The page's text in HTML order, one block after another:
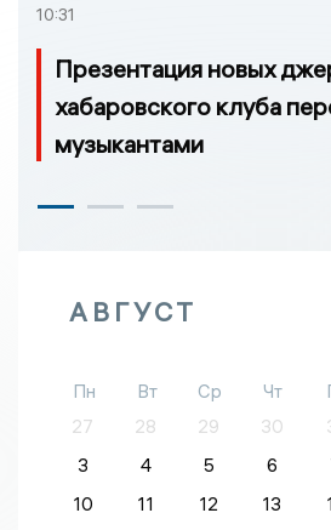
10:31
Презентация новых
хабаровского клуба
музыкантами
АВГУСТ
Пн Вт Ср Чт
27
28 29 30
3
4 5 6
10
11 12 13